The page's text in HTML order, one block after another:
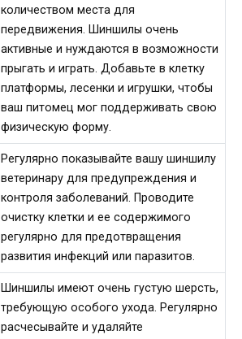
количеством места для
передвижения. Шиншилы очень
активные и нуждаются в возможности
прыгать и играть. Добавьте в клетку
платформы, лесенки и игрушки, чтобы
ваш питомец мог поддерживать свою
физическую форму.
Регулярно показывайте вашу шиншилу
ветеринару для предупреждения и
контроля заболеваний. Проводите
очистку клетки и ее содержимого
регулярно для предотвращения
развития инфекций или паразитов.
Шиншилы имеют очень густую шерсть,
требующую особого ухода. Регулярно
расчесывайте и удаляйте